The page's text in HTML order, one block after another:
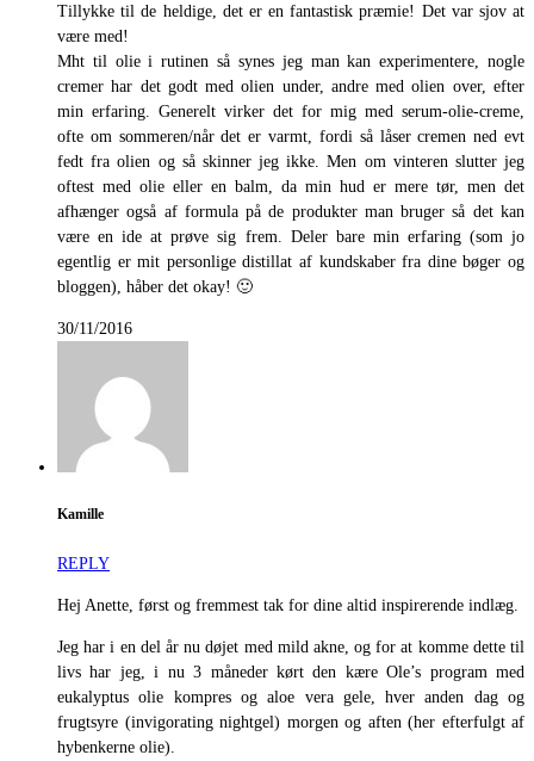
Tillykke til de heldige, det er en fantastisk præmie! Det var sjov at
være med!
Mht til olie i rutinen så synes jeg man kan experimentere, nogle
cremer har det godt med olien under, andre med olien over, efter
min erfaring. Generelt virker det for mig med serum-olie-creme,
ofte om sommeren/når det er varmt, fordi så låser cremen ned evt
fedt fra olien og så skinner jeg ikke. Men om vinteren slutter jeg
oftest med olie eller en balm, da min hud er mere tør, men det
afhænger også af formula på de produkter man bruger så det kan
være en ide at prøve sig frem. Deler bare min erfaring (som jo
egentlig er mit personlige distillat af kundskaber fra dine bøger og
bloggen), håber det okay! 🙂
30/11/2016
Kamille
REPLY
Hej Anette, først og fremmest tak for dine altid inspirerende indlæg.
Jeg har i en del år nu døjet med mild akne, og for at komme dette til
livs har jeg, i nu 3 måneder kørt den kære Ole’s program med
eukalyptus olie kompres og aloe vera gele, hver anden dag og
frugtsyre (invigorating nightgel) morgen og aften (her efterfulgt af
hybenkerne olie).